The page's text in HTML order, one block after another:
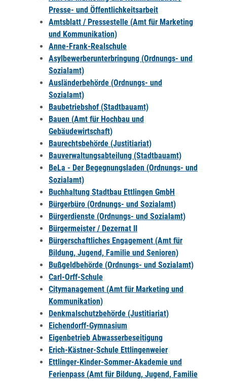
Presse- und Öffentlichkeitsarbeit
Amtsblatt / Pressestelle (Amt für Marketing
und Kommunikation)
Anne-Frank-Realschule
Asylbewerberunterbringung (Ordnungs- und
Sozialamt)
Ausländerbehörde (Ordnungs- und
Sozialamt)
Baubetriebshof (Stadtbauamt)
Bauen (Amt für Hochbau und
Gebäudewirtschaft)
Baurechtsbehörde (Justitiariat)
Bauverwaltungsabteilung (Stadtbauamt)
BeLa - Der Begegnungsladen (Ordnungs- und
Sozialamt)
Buchhaltung Stadtbau Ettlingen GmbH
Bürgerbüro (Ordnungs- und Sozialamt)
Bürgerdienste (Ordnungs- und Sozialamt)
Bürgermeister / Dezernat II
Bürgerschaftliches Engagement (Amt für
Bildung, Jugend, Familie und Senioren)
Bußgeldbehörde (Ordnungs- und Sozialamt)
Carl-Orff-Schule
Citymanagement (Amt für Marketing und
Kommunikation)
Denkmalschutzbehörde (Justitiariat)
Eichendorff-Gymnasium
Eigenbetrieb Abwasserbeseitigung
Erich-Kästner-Schule Ettlingenweier
Ettlinger-Kinder-Sommer-Akademie und
Ferienpass (Amt für Bildung, Jugend, Familie